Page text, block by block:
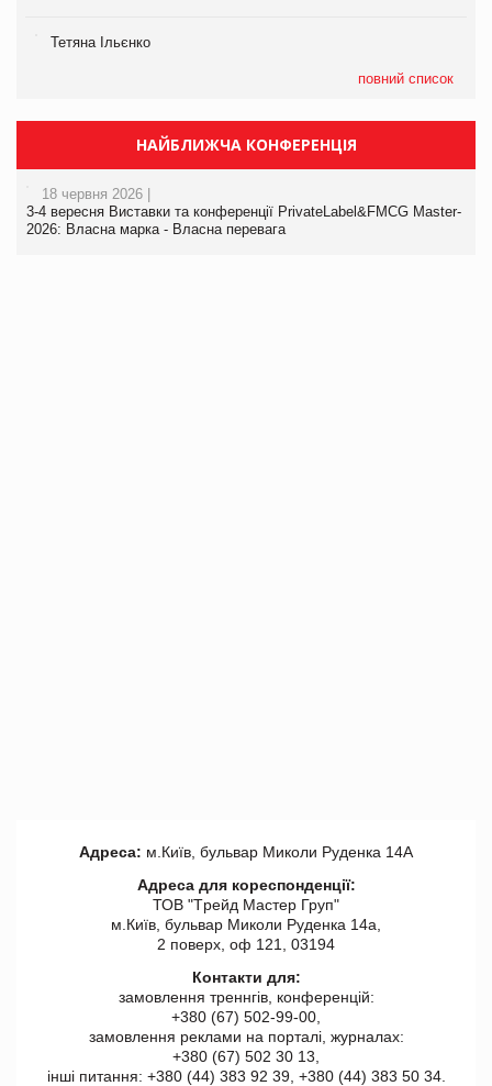
Тетяна Ільєнко
повний список
НАЙБЛИЖЧА КОНФЕРЕНЦІЯ
18 червня 2026 |
3-4 вересня Виставки та конференції PrivateLabel&FMCG Master-
2026: Власна марка - Власна перевага
Адреса: м.Київ, бульвар Миколи Руденка 14А
Адреса для кореспонденції:
ТОВ "Tрейд Мастер Груп"
м.Київ, бульвар Миколи Руденка 14а,
2 поверх, оф 121, 03194
Контакти для:
замовлення треннгів, конференцій:
+380 (67) 502-99-00,
замовлення реклами на порталі, журналах:
+380 (67) 502 30 13,
інші питання: +380 (44) 383 92 39, +380 (44) 383 50 34.